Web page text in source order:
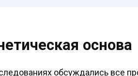
основа
обсуждались все